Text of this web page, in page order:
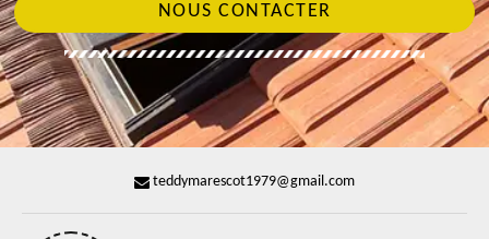
NOUS CONTACTER
teddymarescot1979@gmail.com